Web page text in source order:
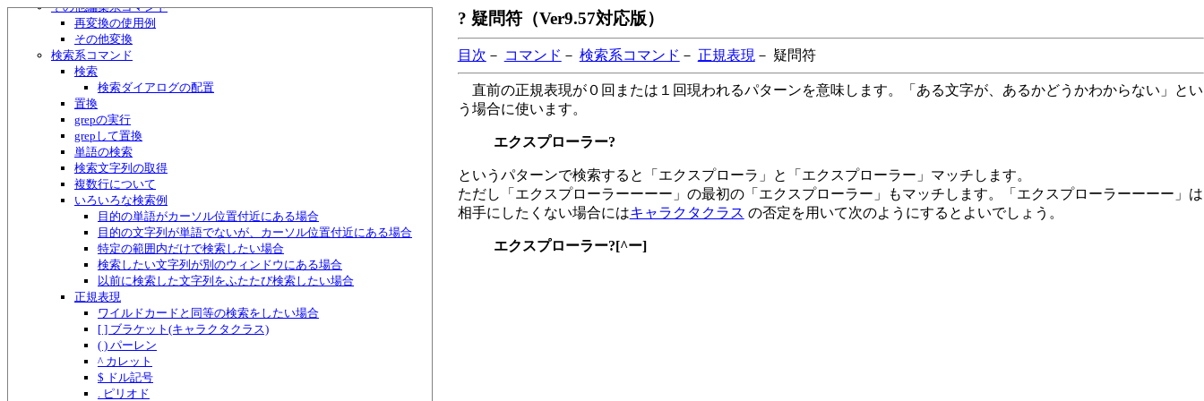
その他編集系コマンド
再変換の使用例
その他変換
検索系コマンド
検索
検索ダイアログの配置
置換
grepの実行
grepして置換
単語の検索
検索文字列の取得
複数行について
いろいろな検索例
目的の単語がカーソル位置付近にある場合
目的の文字列が単語でないが、カーソル位置付近にある場合
特定の範囲内だけで検索したい場合
検索したい文字列が別のウィンドウにある場合
以前に検索した文字列をふたたび検索したい場合
正規表現
ワイルドカードと同等の検索をしたい場合
[ ] ブラケット(キャラクタクラス)
( ) パーレン
^ カレット
$ ドル記号
. ピリオド
? 疑問符（Ver9.57対応版）
目次 － コマンド － 検索系コマンド － 正規表現 － 疑問符
直前の正規表現が０回または１回現われるパターンを意味します。「ある文字が、あるかどうかわからない」とい
う場合に使います。
エクスプローラー?
というパターンで検索すると「エクスプローラ」と「エクスプローラー」マッチします。
ただし「エクスプローラーーーー」の最初の「エクスプローラー」もマッチします。「エクスプローラーーーー」は
相手にしたくない場合にはキャラクタクラス の否定を用いて次のようにするとよいでしょう。
エクスプローラー?[^ー]